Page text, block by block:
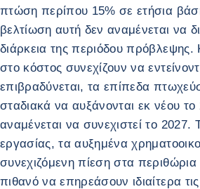
πτώση περίπου 15% σε ετήσια
βελτίωση αυτή δεν αναμένεται να
διάρκεια της περιόδου πρόβλεψης.
στο κόστος συνεχίζουν να
επιβραδύνεται, τα επίπεδα
σταδιακά να αυξάνονται εκ νέου
αναμένεται να συνεχιστεί το 2027.
εργασίας, τα αυξημένα
συνεχιζόμενη πίεση στα περιθώρια
πιθανό να επηρεάσουν ιδιαίτερα